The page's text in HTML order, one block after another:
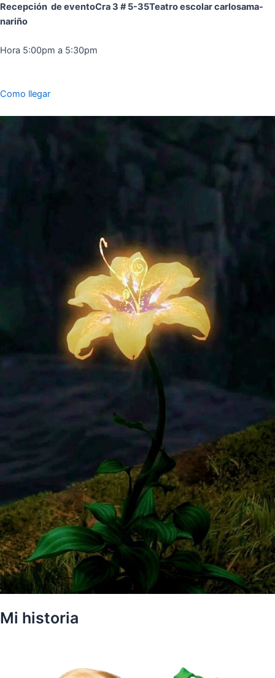
Recepción de eventoCra 3 # 5-35Teatro escolar carlosama-
nariño
Hora 5:00pm a 5:30pm
Como llegar
Mi historia